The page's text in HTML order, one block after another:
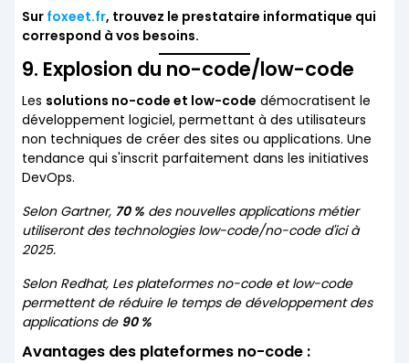
Sur foxeet.fr, trouvez le prestataire informatique qui
correspond à vos besoins.
9. Explosion du no-code/low-code
Les solutions no-code et low-code démocratisent le
développement logiciel, permettant à des utilisateurs
non techniques de créer des sites ou applications. Une
tendance qui s'inscrit parfaitement dans les initiatives
DevOps.
Selon Gartner, 70 % des nouvelles applications métier
utiliseront des technologies low-code/no-code d'ici à
2025.
Selon Redhat, Les plateformes no-code et low-code
permettent de réduire le temps de développement des
applications de 90 %
Avantages des plateformes no-code :